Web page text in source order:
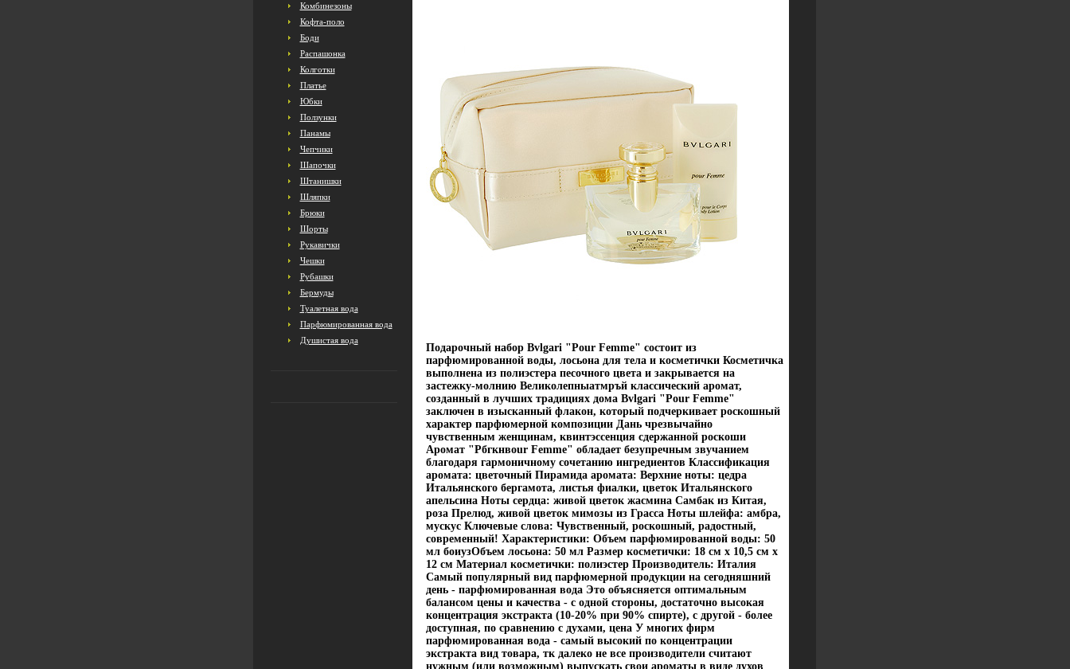
Комбинезоны
Кофта-поло
Боди
Распашонка
Колготки
Платье
Юбки
Ползунки
Панамы
Чепчики
Шапочки
Штанишки
Шляпки
Брюки
Шорты
Рукавички
Чешки
Рубашки
Бермуды
Туалетная вода
Парфюмированная вода
Душистая вода
Подарочный набор Bvlgari "Pour Femme" состоит из
парфюмированной воды, лосьона для тела и косметички Косметичка
выполнена из полиэстера песочного цвета и закрывается на
застежку-молнию Великолепныатмръй классический аромат,
созданный в лучших традициях дома Bvlgari "Pour Femme"
заключен в изысканный флакон, который подчеркивает роскошный
характер парфюмерной композиции Дань чрезвычайно
чувственным женщинам, квинтэссенция сдержанной роскоши
Аромат "Pбгкнвour Femme" обладает безупречным звучанием
благодаря гармоничному сочетанию ингредиентов Классификация
аромата: цветочный Пирамида аромата: Верхние ноты: цедра
Итальянского бергамота, листья фиалки, цветок Итальянского
апельсина Ноты сердца: живой цветок жасмина Самбак из Китая,
роза Прелюд, живой цветок мимозы из Грасса Ноты шлейфа: амбра,
мускус Ключевые слова: Чувственный, роскошный, радостный,
современный! Характеристики: Объем парфюмированной воды: 50
мл боиузОбъем лосьона: 50 мл Размер косметички: 18 см х 10,5 см х
12 см Материал косметички: полиэстер Производитель: Италия
Самый популярный вид парфюмерной продукции на сегодняшний
день - парфюмированная вода Это объясняется оптимальным
балансом цены и качества - с одной стороны, достаточно высокая
концентрация экстракта (10-20% при 90% спирте), с другой - более
доступная, по сравнению с духами, цена У многих фирм
парфюмированная вода - самый высокий по концентрации
экстракта вид товара, тк далеко не все производители считают
нужным (или возможным) выпускать свои ароматы в виде духов